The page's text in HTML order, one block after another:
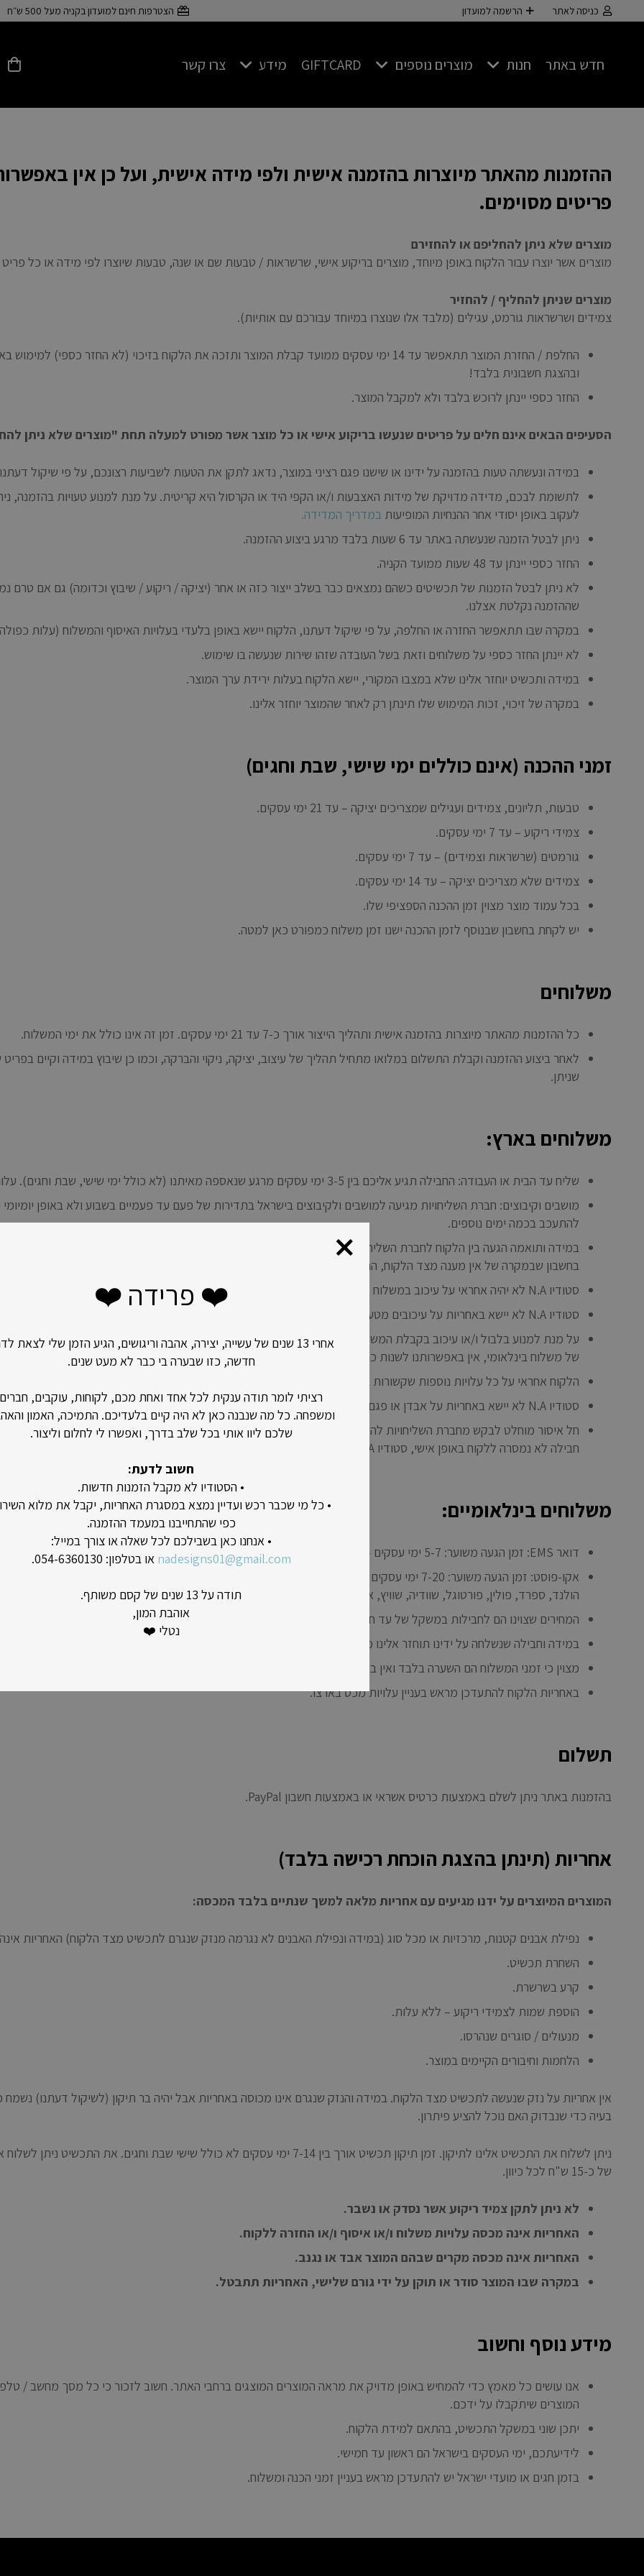
כניסה לאתר הרשמה למועדון הצטרפות חינם למועדון בקניה מעל 500 ש״ח
חדש באתר חנות מוצרים נוספים GIFTCARD מידע צרו קשר
ההזמנות מהאתר מיוצרות בהזמנה אישית ולפי מידה אישית, ועל כן אין
פריטים מסוימים.
מוצרים שלא ניתן להחליפם או להחזירם
מוצרים אשר יוצרו עבור הלקוח באופן מיוחד, מוצרים בריקוע אישי, שרשראות / טבעות שם או שנה, טבעות שיוצרו לפי מידה או כל
מוצרים שניתן להחליף / להחזיר
צמידים ושרשראות גורמט, עגילים (מלבד אלו שנוצרו במיוחד עבורכם עם אותיות).
החלפת / החזרת המוצר תתאפשר עד 14 ימי עסקים ממועד קבלת המוצר ותזכה את הלקוח בזיכוי (לא
ובהצגת חשבונית בלבד!
החזר כספי יינתן לרוכש בלבד ולא למקבל המוצר.
הסעיפים הבאים אינם חלים על פריטים שנעשו בריקוע אישי או כל מוצר אשר מפורט למעלה תחת "מוצרים שלא ניתן
במידה ונעשתה טעות בהזמנה על ידינו או שישנו פגם רציני במוצר, נדאג לתקן את הטעות לשביעות רצונכם, על פי שיקול
לתשומת לבכם, מדידה מדויקת של מידות האצבעות ו/או הקפי היד או הקרסול היא קריטית. על מנת למנוע טעויות בהזמנה,
לעקוב באופן יסודי אחר ההנחיות המופיעות במדריך המדידה.
ניתן לבטל הזמנה שנעשתה באתר עד 6 שעות בלבד מרגע ביצוע ההזמנה.
החזר כספי יינתן עד 48 שעות ממועד הקניה.
לא ניתן לבטל הזמנות של תכשיטים כשהם נמצאים כבר בשלב ייצור כזה או אחר (יציקה / ריקוע / שיבוץ וכדומה) גם אם טרם
שההזמנה נקלטת אצלנו.
במקרה שבו תתאפשר החזרה או החלפה, על פי שיקול דעתנו, הלקוח יישא באופן בלעדי בעלויות האיסוף והמשלוח (עלות כפולה, 15 ש"ח לכל
לא יינתן החזר כספי על משלוחים וזאת בשל העובדה שזהו שירות שנעשה בו שימוש.
במידה ותכשיט יוחזר אלינו שלא במצבו המקורי, יישא הלקוח בעלות ירידת ערך המוצר.
במקרה של זיכוי, זכות המימוש שלו תינתן רק לאחר שהמוצר יוחזר אלינו.
זמני ההכנה (אינם כוללים ימי שישי, שבת וחגים)
טבעות, תליונים, צמידים ועגילים שמצריכים יציקה – עד 21 ימי עסקים.
צמידי ריקוע – עד 7 ימי עסקים.
גורמטים (שרשראות וצמידים) – עד 7 ימי עסקים.
צמידים שלא מצריכים יציקה – עד 14 ימי עסקים.
בכל עמוד מוצר מצוין זמן ההכנה הספציפי שלו.
יש לקחת בחשבון שבנוסף לזמן ההכנה ישנו זמן משלוח כמפורט כאן למטה.
משלוחים
כל ההזמנות מהאתר מיוצרות בהזמנה אישית ותהליך הייצור אורך כ-7 עד 21 ימי עסקים. זמן זה אינו כולל את ימי המשלוח.
לאחר ביצוע ההזמנה וקבלת התשלום במלואו מתחיל תהליך של עיצוב, יציקה, ניקוי והברקה, וכמו כן שיבוץ במידה וקיים
שניתן.
משלוחים בארץ:
שליח עד הבית או העבודה: החבילה תגיע אליכם בין 3-5 ימי עסקים מרגע שנאספה מאיתנו (לא כולל ימי שישי, שבת וחגים). עלות המשלוח (כולל לאילת): 15 ש”ח.
מושבים וקיבוצים: חברת השליחויות מגיעה למושבים ולקיבוצים בישראל בתדירות של פעם עד פעמיים בשבוע ולא באופן
להתעכב בכמה ימים נוספים.
במידה ותואמה הגעה בין הלקוח לחברת השליחויות, ולא היה מענה מצד הלקוח (או הלקוח לא נמצא בכתובת המצוינת בזמן
בחשבון שבמקרה של אין מענה מצד הלקוח, החבילה עלולה להתעכב בכמה ימים נוספים.
סטודיו N.A לא יהיה אחראי על עיכוב במשלוח עקב חוסר מענה או שינוי כתובת מצד הלקוח.
סטודיו N.A לא יישא באחריות על עיכובים מטעם חברת השליחויות או על אספקה מאוחרת בתקופות של חגים.
על מנת למנוע בלבול ו/או עיכוב בקבלת המשלוח יש לוודא כי כתובת המגורים אכן מעודכנת. במידה והכתובת שמסרתם אינה
של משלוח בינלאומי, אין באפשרותנו לשנות כתובת לאחר שהמשלוח נשלח. במקרה של משלוח בארץ, שינוי כתובת יגרור עיכוב
הלקוח אחראי על כל עלויות נוספות שקשורות במיסוי מקומי ו/או מכס.
סטודיו N.A לא יישא באחריות על אבדן או פגם במוצר מרגע שעזב את הסטודיו.
חל איסור מוחלט לבקש מחברת השליחויות להשאיר את החבילות הנשלחות מאיתנו מחוץ לבית (בארון חשמל, ארון שירות
חבילה לא נמסרה ללקוח באופן אישי, סטודיו N.A לא יישא באחריות על גורלה.
משלוחים בינלאומיים:
דואר EMS: זמן הגעה משוער: 5-7 ימי עסקים – בעלות 100 ש”ח.
אקו-פוסט: זמן הגעה משוער: 7-20 ימי עסקים – בעלות 50 ש”ח. לתשומת לבכם, אקו-פוסט
הולנד, ספרד, פולין, פורטוגל, שוודיה, שוויץ, אוסטרליה וברזיל. (זמן ההגעה המשוער לאוסטרליה וברזיל הוא כשניים עד שלושה
המחירים שצוינו הם לחבילות במשקל של עד חצי קילוגרם. במידה ויהיה צורך בעלות נוספת עקב חריגה ממשקל זה אנו ניצור
במידה וחבילה שנשלחה על ידינו תוחזר אלינו מכל סיבה שהיא, יישא הלקוח באחריות לתשלום עבור משלוח נוסף.
מצוין כי זמני המשלוח הם השערה בלבד ואין באפשרותנו לקחת אחריות על עיכובים, זמני עיכוב במכס או תשלום נוסף
באחריות הלקוח להתעדכן מראש בעניין עלויות מכס בארצו.
תשלום
בהזמנות באתר ניתן לשלם באמצעות כרטיס אשראי או באמצעות חשבון PayPal.
אחריות (תינתן בהצגת הוכחת רכישה בלבד)
המוצרים המיוצרים על ידנו מגיעים עם אחריות מלאה למשך שנתיים בלבד המכסה:
נפילת אבנים קטנות, מרכזיות או מכל סוג (במידה ונפילת האבנים לא נגרמה מנזק שנגרם לתכשיט מצד הלקוח) האחריות
השחרת תכשיט.
קרע בשרשרת.
הוספת שמות לצמידי ריקוע – ללא עלות.
מנעולים / סוגרים שנהרסו.
הלחמות וחיבורים הקיימים במוצר.
אין אחריות על נזק שנעשה לתכשיט מצד הלקוח. במידה והנזק שנגרם אינו מכוסה באחריות אבל יהיה בר תיקון (לשיקול דעתנו)
בעיה כדי שנבדוק האם נוכל להציע פיתרון.
ניתן לשלוח את התכשיט אלינו לתיקון. זמן תיקון תכשיט אורך בין 7-14 ימי עסקים לא כולל
של כ-15 ש"ח לכל כיוון.
לא ניתן לתקן צמיד ריקוע אשר נסדק או נשבר.
האחריות אינה מכסה עלויות משלוח ו/או איסוף ו/או החזרה ללקוח.
האחריות אינה מכסה מקרים שבהם המוצר אבד או נגנב.
במקרה שבו המוצר סודר או תוקן על ידי גורם שלישי, האחריות תתבטל.
מידע נוסף וחשוב
אנו עושים כל מאמץ כדי להמחיש באופן מדויק את מראה המוצרים המוצגים ברחבי האתר. חשוב לזכור כי כל מסך מחשב /
המוצרים שיתקבלו על ידכם.
יתכן שוני במשקל התכשיט, בהתאם למידת הלקוח.
לידיעתכם, ימי העסקים בישראל הם ראשון עד חמישי.
בזמן חגים או מועדי ישראל יש להתעדכן מראש בעניין זמני הכנה ומשלוח.
❤️ פרידה ❤️
אחרי 13 שנים של עשייה, יצירה, אהבה וריגושים, הגיע הזמן שלי לצאת
חדשה, כזו שבערה בי כבר לא מעט שנים.
רציתי לומר תודה ענקית לכל אחד ואחת מכם, לקוחות, עוקבים, חברים
ומשפחה. כל מה שנבנה כאן לא היה קיים בלעדיכם. התמיכה, האמון
שלכם ליוו אותי בכל שלב בדרך, ואפשרו לי לחלום וליצור.
חשוב לדעת:
• הסטודיו לא מקבל הזמנות חדשות.
• כל מי שכבר רכש ועדיין נמצא במסגרת האחריות, יקבל את מלוא
כפי שהתחייבנו במעמד ההזמנה.
• אנחנו כאן בשבילכם לכל שאלה או צורך במייל:
nadesigns01@gmail.com או בטלפון: 054-6360130.
תודה על 13 שנים של קסם משותף.
אוהבת המון,
נטלי ❤️